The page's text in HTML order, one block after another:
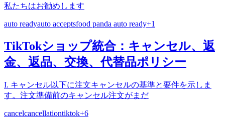
私たちはお勧めします
auto readyauto acceptsfood panda auto ready+1
TikTokショップ統合：キャンセル、返
金、返品、交換、代替品ポリシー
I. キャンセル以下に注文キャンセルの基準と要件を示しま
す。注文準備前のキャンセル注文がまだ
cancelcancellationtiktok+6